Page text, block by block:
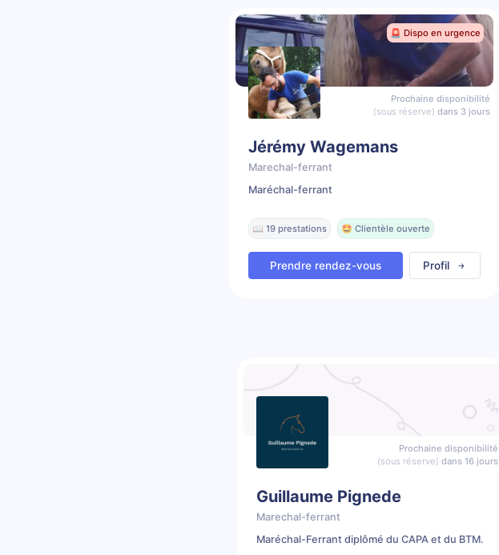
🚨 Dispo en urgence
Prochaine disponibilité
(sous réserve) dans 3 jours
Jérémy Wagemans
Marechal-ferrant
Maréchal-ferrant
📖 19 prestations 🤩 Clientèle ouverte
Prendre rendez-vous Profil
Prochaine disponibilité
(sous réserve) dans 16 jours
Guillaume Pignede
Marechal-ferrant
Maréchal-Ferrant diplômé du CAPA et du BTM.